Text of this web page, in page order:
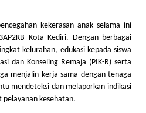
kekerasan anak selama ini
Kota Kediri. Dengan berbagai
kelurahan, edukasi kepada siswa
dan Konseling Remaja (PIK-R) serta
menjalin kerja sama dengan tenaga
mendeteksi dan melaporkan indikasi
pelayanan kesehatan.